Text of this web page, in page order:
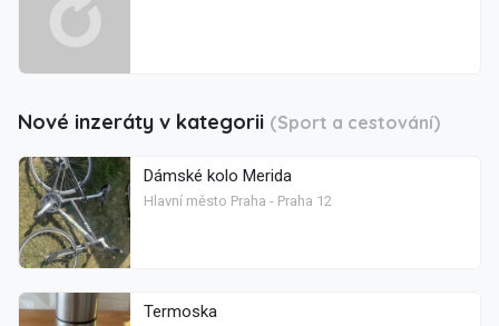
Nové inzeráty v kategorii (Sport a cestování)
Dámské kolo Merida
Hlavní město Praha - Praha 12
Termoska